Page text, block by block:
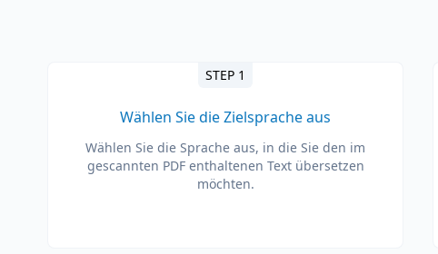
STEP 1
Wählen Sie die Zielsprache aus
Wählen Sie die Sprache aus, in die Sie den im
gescannten PDF enthaltenen Text übersetzen
möchten.